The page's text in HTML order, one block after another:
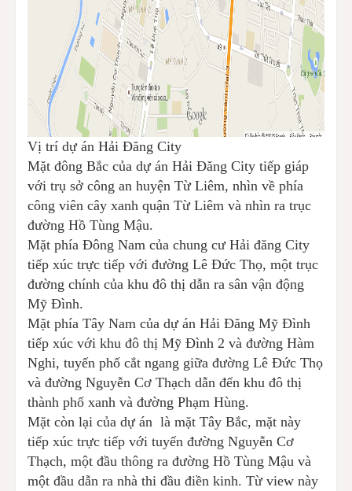
Vị trí dự án Hải Đăng City
Mặt đông Bắc của dự án Hải Đăng City tiếp giáp
với trụ sở công an huyện Từ Liêm, nhìn về phía
công viên cây xanh quận Từ Liêm và nhìn ra trục
đường Hồ Tùng Mậu.
Mặt phía Đông Nam của chung cư Hải đăng City
tiếp xúc trực tiếp với đường Lê Đức Thọ, một trục
đường chính của khu đô thị dẫn ra sân vận động
Mỹ Đình.
Mặt phía Tây Nam của dự án Hải Đăng Mỹ Đình
tiếp xúc với khu đô thị Mỹ Đình 2 và đường Hàm
Nghi, tuyến phố cắt ngang giữa đường Lê Đức Thọ
và đường Nguyễn Cơ Thạch dẫn đến khu đô thị
thành phố xanh và đường Phạm Hùng.
Mặt còn lại của dự án là mặt Tây Bắc, mặt này
tiếp xúc trực tiếp với tuyến đường Nguyễn Cơ
Thạch, một đầu thông ra đường Hồ Tùng Mậu và
một đầu dẫn ra nhà thi đầu điền kinh. Từ view này